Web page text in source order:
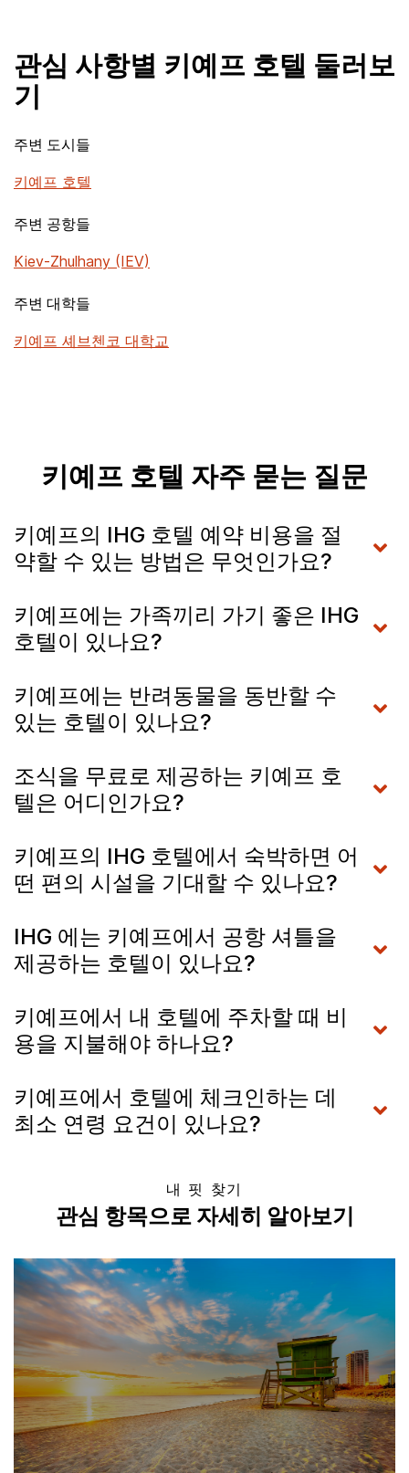
관심 사항별 키예프 호텔 둘러보
기
주변 도시들
키예프 호텔
주변 공항들
Kiev-Zhulhany (IEV)
주변 대학들
키예프 셰브첸코 대학교
키예프 호텔 자주 묻는 질문
키예프의 IHG 호텔 예약 비용을 절
약할 수 있는 방법은 무엇인가요?
키예프에는 가족끼리 가기 좋은 IHG
호텔이 있나요?
키예프에는 반려동물을 동반할 수
있는 호텔이 있나요?
조식을 무료로 제공하는 키예프 호
텔은 어디인가요?
키예프의 IHG 호텔에서 숙박하면 어
떤 편의 시설을 기대할 수 있나요?
IHG 에는 키예프에서 공항 셔틀을
제공하는 호텔이 있나요?
키예프에서 내 호텔에 주차할 때 비
용을 지불해야 하나요?
키예프에서 호텔에 체크인하는 데
최소 연령 요건이 있나요?
내 핏 찾기
관심 항목으로 자세히 알아보기